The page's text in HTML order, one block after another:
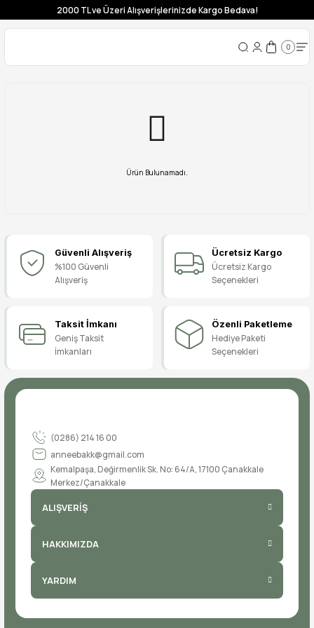
2000 TL ve Üzeri Alışverişlerinizde Kargo Bedava!
0
Ürün Bulunamadı.
Güvenli Alışveriş
%100 Güvenli
Alışveriş
Ücretsiz Kargo
Ücretsiz Kargo
Seçenekleri
Taksit İmkanı
Geniş Taksit
İmkanları
Özenli Paketleme
Hediye Paketi
Seçenekleri
(0286) 214 16 00
anneebakk@gmail.com
Kemalpaşa, Değirmenlik Sk. No: 64/A, 17100 Çanakkale
Merkez/Çanakkale
ALIŞVERİŞ
HAKKIMIZDA
YARDIM